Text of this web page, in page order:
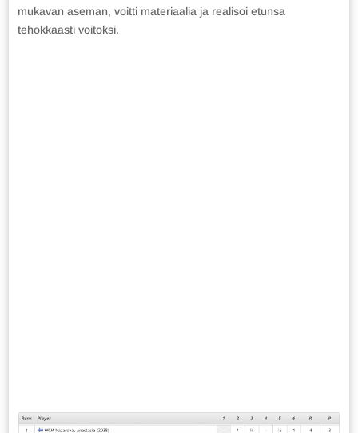
mukavan aseman, voitti materiaalia ja realisoi etunsa
tehokkaasti voitoksi.